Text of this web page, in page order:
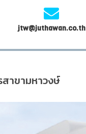
jtw@juthawan.co.th
าขามหาวงษ์